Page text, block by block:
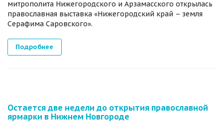
митрополита Нижегородского и Арзамасского открылась
православная выставка «Нижегородский край – земля
Серафима Саровского».
Подробнее
Остается две недели до открытия православной
ярмарки в Нижнем Новгороде